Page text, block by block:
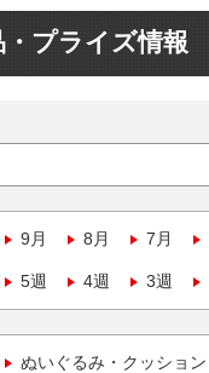
・プライズ情報
9月 8月 7月
5週 4週 3週
ぬいぐるみ・クッション